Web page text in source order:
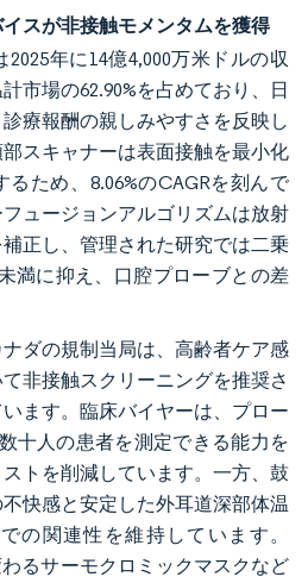
スが非接触モメンタムを獲得
年に14億4,000万米ドルの収
市場の62.90%を占めており、日
療報酬の親しみやすさを反映し
スキャナーは表面接触を最小化
ため、8.06%のCAGRを刻んで
ュージョンアルゴリズムは放射
正し、管理された研究では二乗
満に抑え、口腔プローブとの差
ダの規制当局は、高齢者ケア感
非接触スクリーニングを推奨さ
ます。臨床バイヤーは、プロー
十人の患者を測定できる能力を
トを削減しています。一方、鼓
快感と安定した外耳道深部体温
の関連性を維持しています。
るサーモクロミックマスクなど